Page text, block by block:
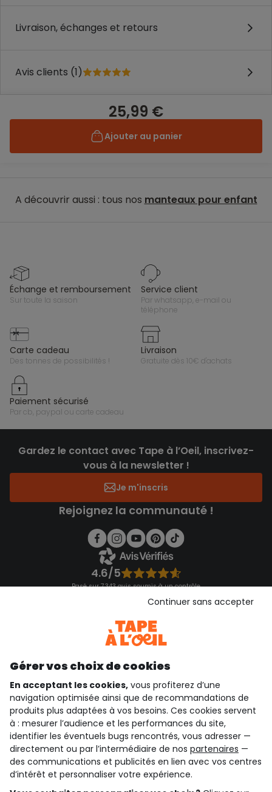
Livraison, échanges et retours
Avis clients (1)
25,99 €
Ajouter au panier
A découvrir aussi : tous nos manteaux pour enfant
échange et remboursement
sur toute la saison
service client
par whatsapp, e-mail ou
téléphone
carte cadeau
des tonnes de possibilités !
livraison
gratuite dès 10€ d'achats
paiement sécurisé
par cb, paypal ou carte cadeau
Gardez le contact avec Tape à l’Oeil, inscrivez-
vous à la newsletter !
Je m'inscris
Rejoignez la communauté !
4.6/5
Basé sur 7 343 avis soumis à un contrôle
Consulter les CGU
qui sommes-nous ?
besoin d'aide ?
le club fidélité
notre catalogue
Gérer vos choix de cookies
En acceptant les cookies, vous profiterez d’une
navigation optimisée ainsi que de recommandations de
produits plus adaptées à vos besoins. Ces cookies servent
à : mesurer l’audience et les performances du site,
identifier les éventuels bugs rencontrés, vous adresser —
directement ou par l’intermédiaire de nos partenaires —
des communications et publicités en lien avec vos centres
d’intérêt et personnaliser votre expérience.
Continuer sans accepter